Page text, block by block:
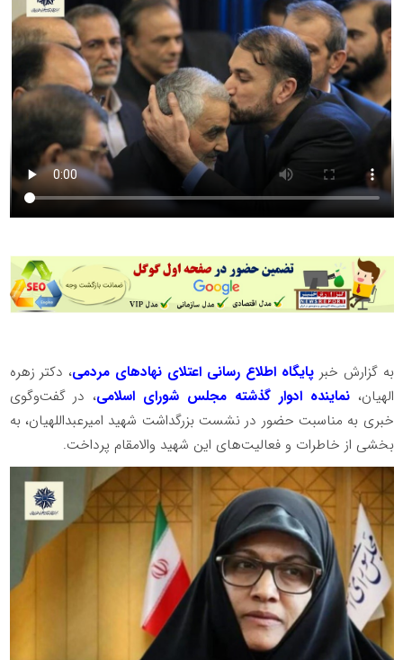
به گزارش خبرپایگاه اطلاع رسانی اعتلای نهادهای مردمی، دکتر زهره
الهیان، نماینده ادوار گذشته مجلس شورای اسلامی، در گفت‌وگوی
خبری به مناسبت حضور در نشست بزرگداشت شهید امیرعبداللهیان، به
بخشی از خاطرات و فعالیت‌های این شهید والامقام پرداخت.